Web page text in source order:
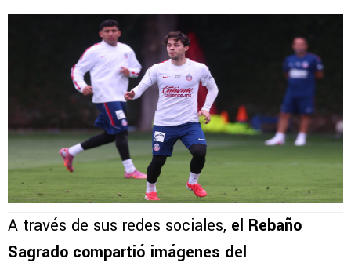
A través de sus redes sociales, el Rebaño
Sagrado compartió imágenes del